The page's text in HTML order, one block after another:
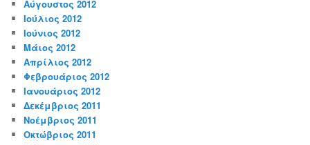
Αύγουστος 2012
Ιούλιος 2012
Ιούνιος 2012
Μάιος 2012
Απρίλιος 2012
Φεβρουάριος 2012
Ιανουάριος 2012
Δεκέμβριος 2011
Νοέμβριος 2011
Οκτώβριος 2011